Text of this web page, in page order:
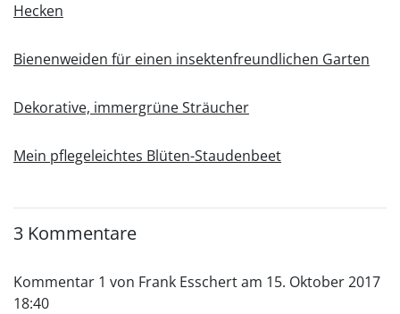
Hecken
Bienenweiden für einen insektenfreundlichen Garten
Dekorative, immergrüne Sträucher
Mein pflegeleichtes Blüten-Staudenbeet
3 Kommentare
Kommentar 1 von Frank Esschert am 15. Oktober 2017
18:40